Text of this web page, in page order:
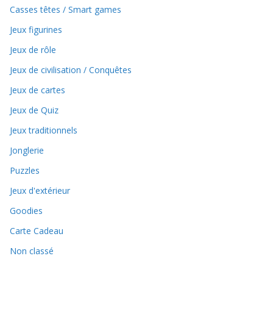
Casses têtes / Smart games
Jeux figurines
Jeux de rôle
Jeux de civilisation / Conquêtes
Jeux de cartes
Jeux de Quiz
Jeux traditionnels
Jonglerie
Puzzles
Jeux d'extérieur
Goodies
Carte Cadeau
Non classé